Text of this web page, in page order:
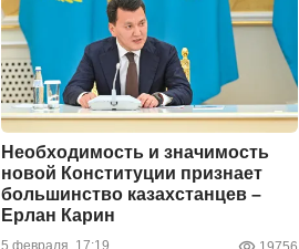
Необходимость и значимость
новой Конституции признает
большинство казахстанцев –
Ерлан Карин
5 февраля, 17:19